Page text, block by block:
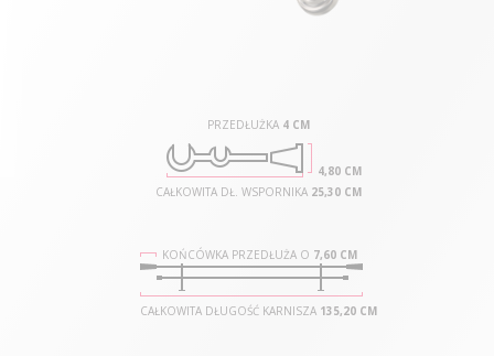
KOŃCÓWKA PRZEDŁUŻA O 7,60 CM
CAŁKOWITA DŁUGOŚĆ KARNISZA 135,20 CM
PRZEDŁUŻKA 4 CM
4,80 CM
CAŁKOWITA DŁ. WSPORNIKA 25,30 CM